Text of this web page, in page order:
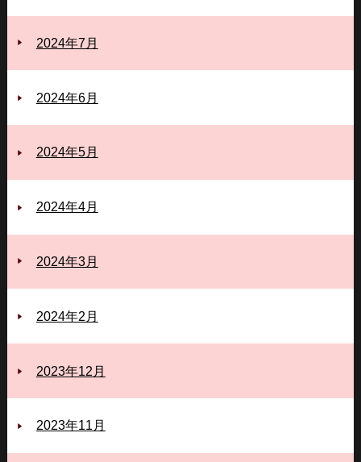
2024年7月
2024年6月
2024年5月
2024年4月
2024年3月
2024年2月
2023年12月
2023年11月